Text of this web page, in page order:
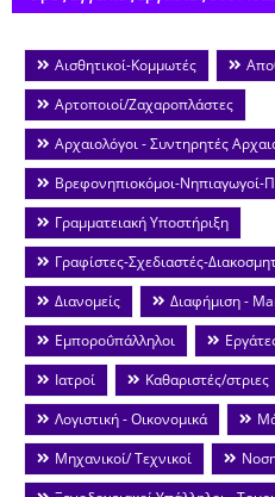
Αισθητικοί-Κομμωτές
Αρτοποιοί/Ζαχαροπλάστες
Αρχαιολόγοι - Συντηρητές
Βρεφονηπιοκόμοι-Νηπιαγωγοί-
Γραμματειακή Υποστήριξη
Γραφίστες-Σχεδιαστές-
Διανομείς
Διαφήμιση -
Εμποροΰπάλληλοι
Ιατροί
Καθαριστές/στριες
Λογιστική - Οικονομικά
Μηχανικοί/ Τεχνικοί